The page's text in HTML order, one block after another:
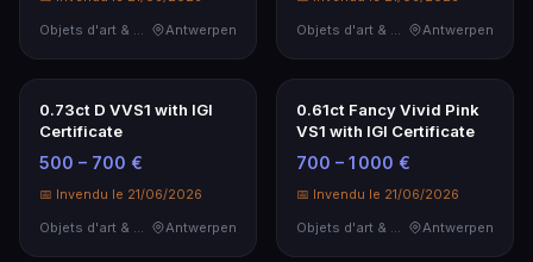
1942) œuvre en
techniques mixtes :
100 – 300 €
📅 Invendu le 07/05/2026
gouache titrée "The
green room" - 52 x…
1 500 – 2 000 €
📅 Invendu le 07/05/2026